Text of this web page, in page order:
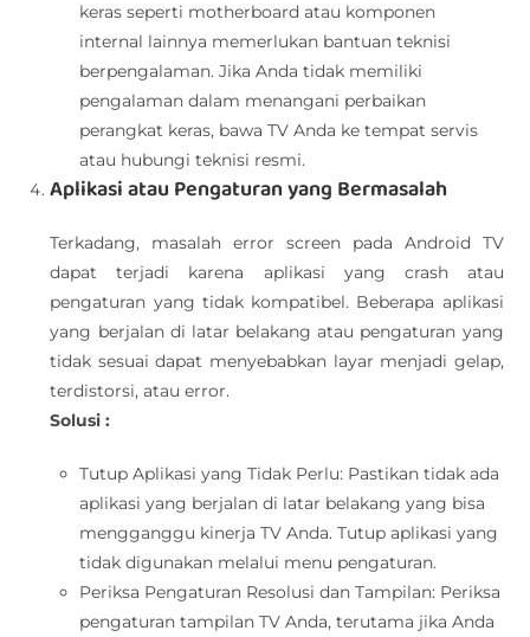
keras seperti motherboard atau komponen
internal lainnya memerlukan bantuan teknisi
berpengalaman. Jika Anda tidak memiliki
pengalaman dalam menangani perbaikan
perangkat keras, bawa TV Anda ke tempat servis
atau hubungi teknisi resmi.
Aplikasi atau Pengaturan yang Bermasalah
Terkadang, masalah error screen pada Android TV
dapat terjadi karena aplikasi yang crash atau
pengaturan yang tidak kompatibel. Beberapa aplikasi
yang berjalan di latar belakang atau pengaturan yang
tidak sesuai dapat menyebabkan layar menjadi gelap,
terdistorsi, atau error.
Solusi :
Tutup Aplikasi yang Tidak Perlu: Pastikan tidak ada
aplikasi yang berjalan di latar belakang yang bisa
mengganggu kinerja TV Anda. Tutup aplikasi yang
tidak digunakan melalui menu pengaturan.
Periksa Pengaturan Resolusi dan Tampilan: Periksa
pengaturan tampilan TV Anda, terutama jika Anda